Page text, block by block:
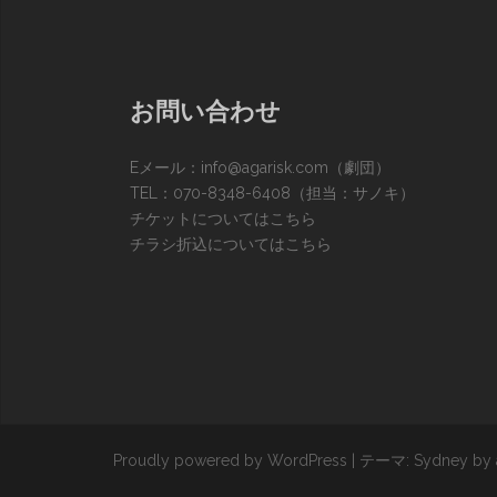
お問い合わせ
Eメール： info@agarisk.com （劇団）
TEL：070-8348-6408（担当：サノキ）
チケットについてはこちら
チラシ折込についてはこちら
Proudly powered by WordPress テーマ: Sydney by